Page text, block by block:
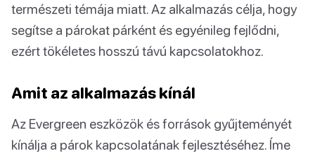
természeti témája miatt. Az alkalmazás célja, hogy
segítse a párokat párként és egyénileg fejlődni,
ezért tökéletes hosszú távú kapcsolatokhoz.
Amit az alkalmazás kínál
Az Evergreen eszközök és források gyűjteményét
kínálja a párok kapcsolatának fejlesztéséhez. Íme